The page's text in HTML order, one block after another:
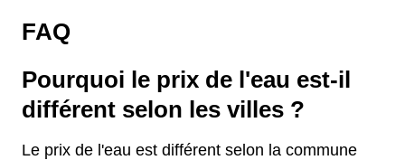
FAQ
Pourquoi le prix de l'eau est-il
différent selon les villes ?
Le prix de l'eau est différent selon la commune